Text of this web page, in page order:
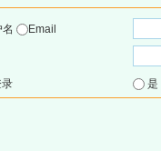
名
Email
录